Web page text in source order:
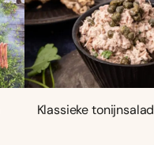
Klassieke